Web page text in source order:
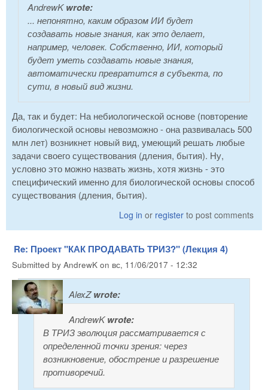
AndrewKwrote:
... непонятно, каким образом ИИ будет
создавать новые знания, как это делает,
например, человек. Собственно, ИИ, который
будет уметь создавать новые знания,
автоматически превратится в субъекта, по
сути, в новый вид жизни.
Да, так и будет: На небиологической основе (повторение
биологической основы невозможно - она развивалась 500
млн лет) возникнет новый вид, умеющий решать любые
задачи своего существования (дления, бытия). Ну,
условно это можно назвать жизнь, хотя жизнь - это
специфический именно для биологической основы способ
существования (дления, бытия).
Log in or register to post comments
Re: Проект "КАК ПРОДАВАТЬ ТРИЗ?" (Лекция 4)
Submitted by AndrewK on вс, 11/06/2017 - 12:32
AlexZwrote:
AndrewKwrote:
В ТРИЗ эволюция рассматривается с
определенной точки зрения: через
возникновение, обострение и разрешение
противоречий.